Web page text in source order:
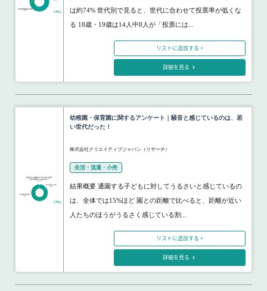
は約74% 世代別で見ると、世代に合わせて投票率が低くな
る 18歳・19歳は14人中8人が「投票には...
リストに追加する +
詳細を見る
幼稚園・保育園に関するアンケート｜騒音と感じているのは、若
い世代だった！
株式会社クリエイティブジャパン（リサーチ）
生活・流通・小売
結果概要 通園する子どもに対してうるさいと感じているの
は、全体では15%ほど 園との距離で比べると、距離が近い
人たちのほうがうるさく感じている割...
リストに追加する +
詳細を見る